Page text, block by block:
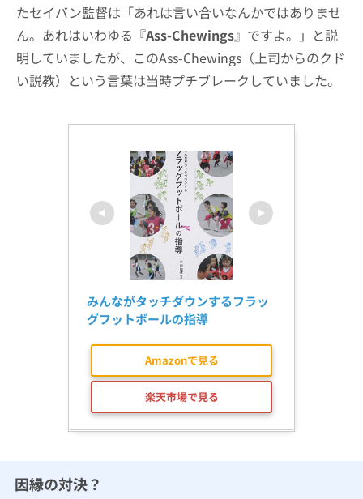
たセイバン監督は「あれは言い合いなんかではありませ
ん。あれはいわゆる『Ass-Chewings』ですよ。」と説
明していましたが、このAss-Chewings（上司からのクド
い説教）という言葉は当時プチブレークしていました。
みんながタッチダウンするフラッ
グフットボールの指導
Amazonで見る
楽天市場で見る
因縁の対決？